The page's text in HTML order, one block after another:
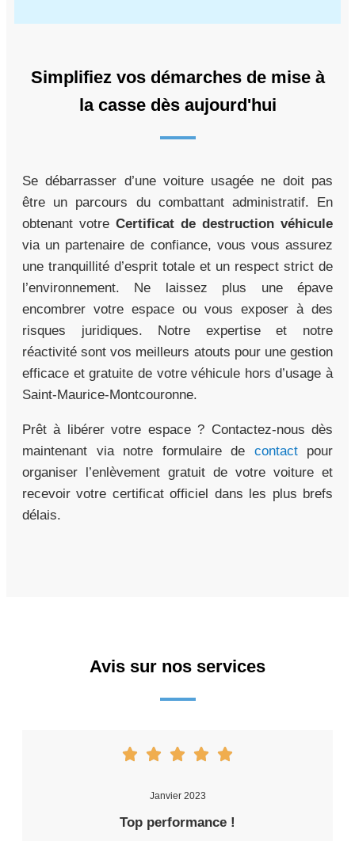
Simplifiez vos démarches de mise à
la casse dès aujourd'hui
Se débarrasser d’une voiture usagée ne doit pas
être un parcours du combattant administratif. En
obtenant votre Certificat de destruction véhicule
via un partenaire de confiance, vous vous assurez
une tranquillité d’esprit totale et un respect strict de
l’environnement. Ne laissez plus une épave
encombrer votre espace ou vous exposer à des
risques juridiques. Notre expertise et notre
réactivité sont vos meilleurs atouts pour une gestion
efficace et gratuite de votre véhicule hors d’usage à
Saint-Maurice-Montcouronne.
Prêt à libérer votre espace ? Contactez-nous dès
maintenant via notre formulaire de contactpour
organiser l’enlèvement gratuit de votre voiture et
recevoir votre certificat officiel dans les plus brefs
délais.
Avis sur nos services
Janvier 2023
Top performance !